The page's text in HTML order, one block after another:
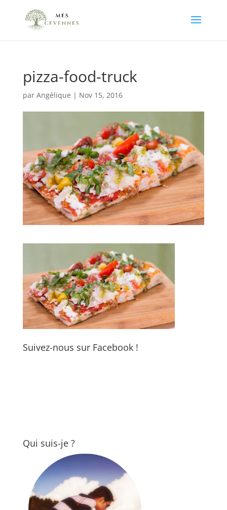
pizza-food-truck
par Angélique | Nov 15, 2016
Suivez-nous sur Facebook !
Qui suis-je ?